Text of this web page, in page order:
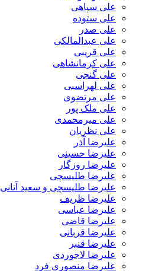
علی سپاهی
علی ستوده
علی صدر
علی عبدالمالکی
علی قریبی
علی کرمانشاهی
علی گنجی
علی لهراسبی
علی مرتضوی
علی ملک پور
علی میرمحمدی
علی نظریان
علیرضا آذر
علیرضا حسینی
علیرضا روزگار
علیرضا طلیسچی
علیرضا طلیسچی و سعید آتانی
علیرضا ظریف
علیرضا عباسی
علیرضا قاضی
علیرضا قربانی
علیرضا قنبر
علیرضا لاجوردی
علیرضا منصوری فرد